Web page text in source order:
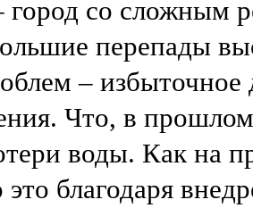
со сложным
перепады
– избыточное
Что, в
воды. Как на
благодаря